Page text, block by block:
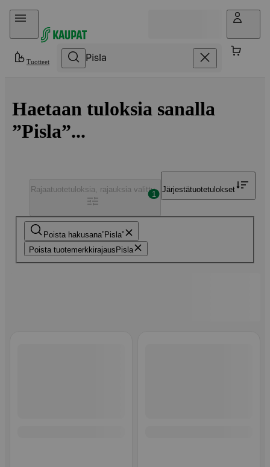
Hyppää sisältöön
Tuotteet
Haetaan tuloksia sanalla
”Pisla”...
Poista hakusana Pisla
Poista tuotemerkkirajaus Pisla
Rajaatuotetuloksia, rajauksia valittu
1
Järjestätuotetulokset